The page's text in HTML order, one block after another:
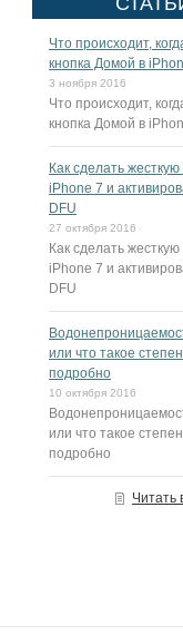
Что происходит,
кнопка Домой в
3 ноября 2016
Что происходит,
кнопка Домой в
Как сделать жесткую
iPhone 7 и
DFU
27 октября 2016
Как сделать жесткую
iPhone 7 и
DFU
или что такое
подробно
10 октября 2016
или что такое
подробно
Читать